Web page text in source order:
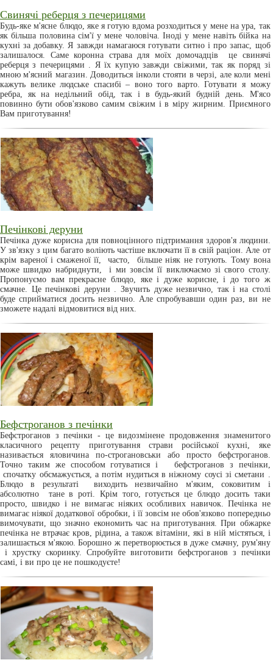
Свинячі реберця з печерицями
Будь-яке м'ясне блюдо, яке я готую вдома розходиться у мене на ура, так
як більша половина сім'ї у мене чоловіча. Іноді у мене навіть бійка на
кухні за добавку. Я завжди намагаюся готувати ситно і про запас, щоб
залишалося. Саме коронна страва для моїх домочадців це свинячі
реберця з печерицями . Я їх купую завжди свіжими, так як поряд зі
мною м'ясний магазин. Доводиться інколи стояти в черзі, але коли мені
кажуть велике людське спасибі – воно того варто. Готувати я можу
ребра, як на недільний обід, так і в будь-який будній день. М'ясо
повинно бути обов'язково самим свіжим і в міру жирним. Приємного
Вам приготування!
Печінкові деруни
Печінка дуже корисна для повноцінного підтримання здоров'я людини.
У зв'язку з цим багато воліють частіше включати її в свій раціон. Але от
крім вареної і смаженої її, часто, більше ніяк не готують. Тому вона
може швидко набриднути, і ми зовсім її виключаємо зі свого столу.
Пропонуємо вам прекрасне блюдо, яке і дуже корисне, і до того ж
смачне. Це печінкові деруни . Звучить дуже незвично, так і на столі
буде сприйматися досить незвично. Але спробувавши один раз, ви не
зможете надалі відмовитися від них.
Бефстроганов з печінки
Бефстроганов з печінки - це видозмінене продовження знаменитого
класичного рецепту приготування страви російської кухні, яке
називається яловичина по-строгановськи або просто бефстроганов.
Точно таким же способом готуватися і бефстроганов з печінки,
спочатку обсмажується, а потім нудиться в ніжному соусі зі сметани .
Блюдо в результаті виходить незвичайно м'яким, соковитим і
абсолютно тане в роті. Крім того, готується це блюдо досить таки
просто, швидко і не вимагає ніяких особливих навичок. Печінка не
вимагає ніякої додаткової обробки, і її зовсім не обов'язково попередньо
вимочувати, що значно економить час на приготування. При обжарке
печінка не втрачає кров, рідина, а також вітаміни, які в ній містяться, і
залишається м'якою. Борошно ж перетворюється в дуже смачну, рум'яну
і хрустку скоринку. Спробуйте виготовити бефстроганов з печінки
самі, і ви про це не пошкодуєте!